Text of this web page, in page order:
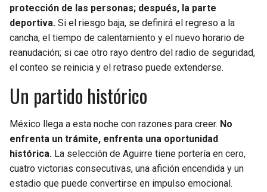
protección de las personas; después, la parte
deportiva. Si el riesgo baja, se definirá el regreso a la
cancha, el tiempo de calentamiento y el nuevo horario de
reanudación; si cae otro rayo dentro del radio de seguridad,
el conteo se reinicia y el retraso puede extenderse.
Un partido histórico
México llega a esta noche con razones para creer. No
enfrenta un trámite, enfrenta una oportunidad
histórica. La selección de Aguirre tiene portería en cero,
cuatro victorias consecutivas, una afición encendida y un
estadio que puede convertirse en impulso emocional.